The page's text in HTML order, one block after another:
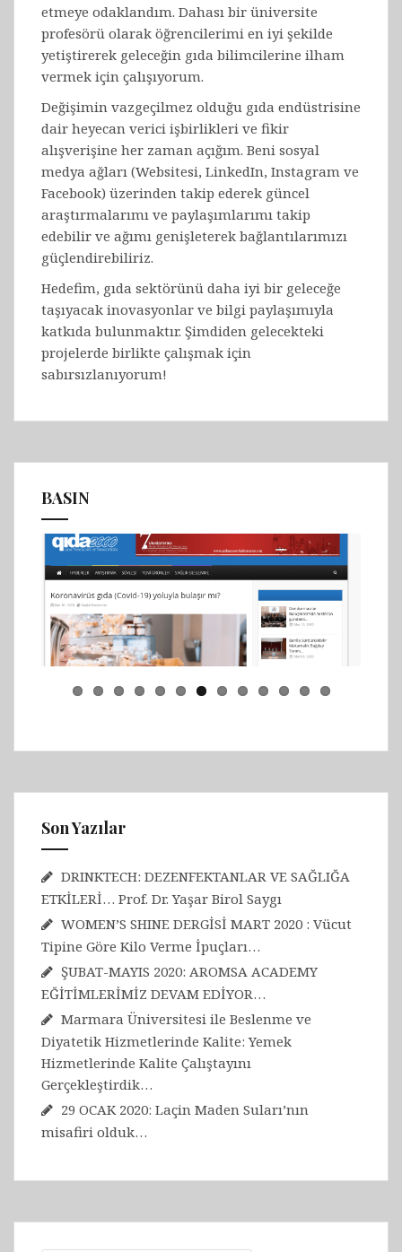
etmeye odaklandım. Dahası bir üniversite
profesörü olarak öğrencilerimi en iyi şekilde
yetiştirerek geleceğin gıda bilimcilerine ilham
vermek için çalışıyorum.
Değişimin vazgeçilmez olduğu gıda endüstrisine
dair heyecan verici işbirlikleri ve fikir
alışverişine her zaman açığım. Beni sosyal
medya ağları (Websitesi, LinkedIn, Instagram ve
Facebook) üzerinden takip ederek güncel
araştırmalarımı ve paylaşımlarımı takip
edebilir ve ağımı genişleterek bağlantılarımızı
güçlendirebiliriz.
Hedefim, gıda sektörünü daha iyi bir geleceğe
taşıyacak inovasyonlar ve bilgi paylaşımıyla
katkıda bulunmaktır. Şimdiden gelecekteki
projelerde birlikte çalışmak için
sabırsızlanıyorum!
BASIN
Son Yazılar
DRINKTECH: DEZENFEKTANLAR VE SAĞLIĞA
ETKİLERİ… Prof. Dr. Yaşar Birol Saygı
WOMEN’S SHINE DERGİSİ MART 2020 : Vücut
Tipine Göre Kilo Verme İpuçları…
ŞUBAT-MAYIS 2020: AROMSA ACADEMY
EĞİTİMLERİMİZ DEVAM EDİYOR…
Marmara Üniversitesi ile Beslenme ve
Diyatetik Hizmetlerinde Kalite: Yemek
Hizmetlerinde Kalite Çalıştayını
Gerçekleştirdik…
29 OCAK 2020: Laçin Maden Suları’nın
misafiri olduk…